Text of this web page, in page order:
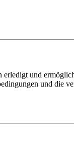
und
und die